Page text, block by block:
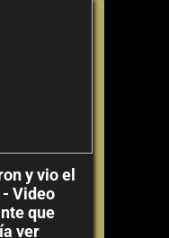
y vio el
Video
que
ver